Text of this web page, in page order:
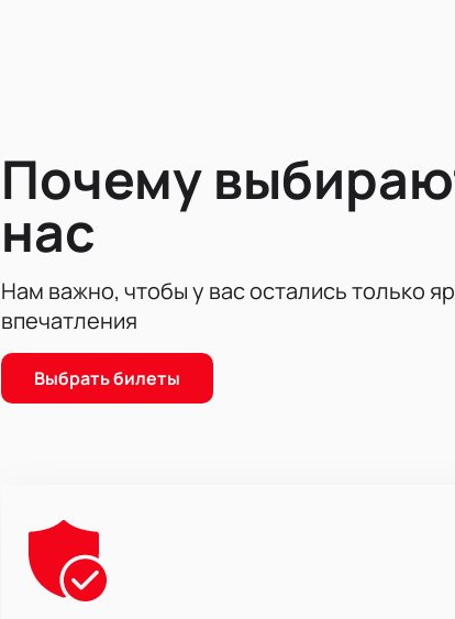
ДС Мегаспорт — современная арена для хоккейных
Здесь созданы все условия, чтобы каждый гость
позволяют выбрать лучшие места, а развитая
или компании друзей.
Купить билеты на матч Спартак - Салават
На нашем сайте вы сможете купить билеты на Матч
выбрав подходящие места на схеме зала и обеспечив
выбранной категории и расположения относительно
Корпоративным клиентам предоставим
Честная стоимость и подробная информация о
Покупая хоккейные билеты онлайн у нас, вы
Почему
нас
Нам важно, чтобы у вас остались только
впечатления
Выбрать билеты